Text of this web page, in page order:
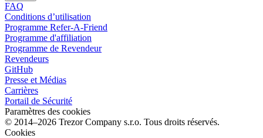
FAQ
Conditions d’utilisation
Programme Refer-A-Friend
Programme d'affiliation
Programme de Revendeur
Revendeurs
GitHub
Presse et Médias
Carrières
Portail de Sécurité
Paramètres des cookies
© 2014–2026 Trezor Company s.r.o. Tous droits réservés.
Cookies